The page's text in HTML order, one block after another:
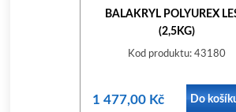
BALAKRYL POLYUREX
(2,5KG)
Kod produktu: 43180
1 477,00 Kč Do